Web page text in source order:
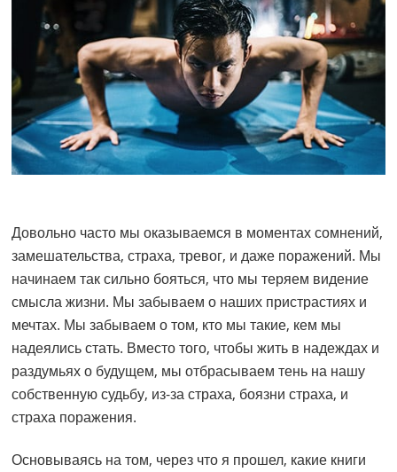
Довольно часто мы оказываемся в моментах сомнений,
замешательства, страха, тревог, и даже поражений. Мы
начинаем так сильно бояться, что мы теряем видение
смысла жизни. Мы забываем о наших пристрастиях и
мечтах. Мы забываем о том, кто мы такие, кем мы
надеялись стать. Вместо того, чтобы жить в надеждах и
раздумьях о будущем, мы отбрасываем тень на нашу
собственную судьбу, из-за страха, боязни страха, и
страха поражения.
Основываясь на том, через что я прошел, какие книги